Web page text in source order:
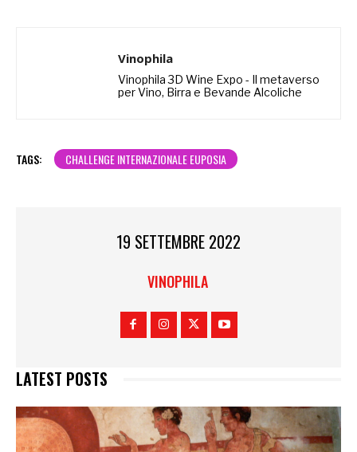
Vinophila
Vinophila 3D Wine Expo - Il metaverso
per Vino, Birra e Bevande Alcoliche
TAGS: CHALLENGE INTERNAZIONALE EUPOSIA
19 SETTEMBRE 2022
VINOPHILA
LATEST POSTS